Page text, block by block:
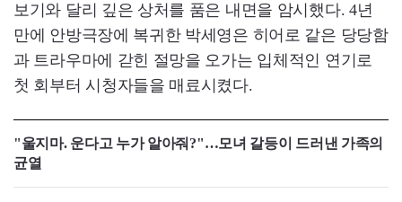
보기와 달리 깊은 상처를 품은 내면을 암시했다. 4년
만에 안방극장에 복귀한 박세영은 히어로 같은 당당함
과 트라우마에 갇힌 절망을 오가는 입체적인 연기로
첫 회부터 시청자들을 매료시켰다.
"울지마. 운다고 누가 알아줘?"…모녀 갈등이 드러낸 가족의
균열